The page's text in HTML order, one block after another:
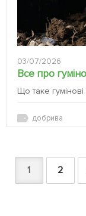
03/07/2026
Все про
Що таке
добрива
1 2